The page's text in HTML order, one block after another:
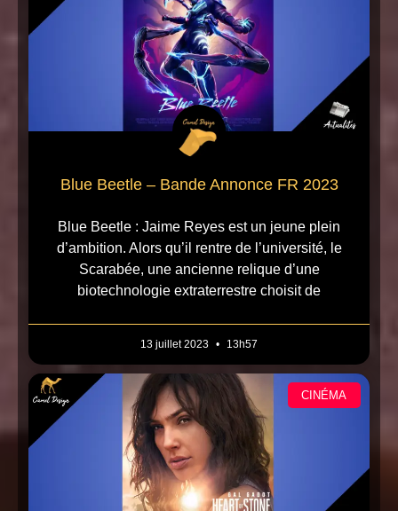
Blue Beetle – Bande Annonce FR 2023
Blue Beetle : Jaime Reyes est un jeune plein
d’ambition. Alors qu’il rentre de l’université, le
Scarabée, une ancienne relique d’une
biotechnologie extraterrestre choisit de
13 juillet 2023 13h57
CINÉMA